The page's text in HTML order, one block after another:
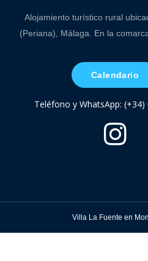
Alojamiento turístico rural
(Periana), Málaga. En la
Calendario
Teléfono y WhatsApp: (+34)
Villa La Fuente en